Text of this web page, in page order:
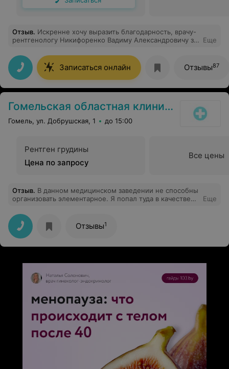
Отзыв. Искренне хочу выразить благодарность, врачу-
рентгенологу Никифоренко Вадиму Александровичу за
отношение к пациентам и за прекраснейшие
человеческие качества. Будьте здоровы и счастливы.
Еще
Записаться онлайн Отзывы87
Гомельская областная клиническая психиатрическая больница
Гомель, ул. Добрушская, 1 до 15:00
Рентген грудины
Цена по запросу
Все цены
Отзыв. В данном медицинском заведении не способны
организовать элементарное. Я попал туда в качестве
личное дело. Должностное лицо по фамилии
дымников пс заявило, чтобы я па ехал в военкомат
взял личное дело и привез ему. У меня в повестке
было указано дата и время явки при себе иметь
паспорт. При этом обстоятельстве возник конфликт. В
свое исследование, в итоге которого я стал
"психопатом". Так как я себя не считаю ''психопатом" на
эту медицинскую кантору подал в суд.
Еще
Отзывы1